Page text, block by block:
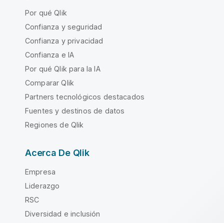
Por qué Qlik
Confianza y seguridad
Confianza y privacidad
Confianza e IA
Por qué Qlik para la IA
Comparar Qlik
Partners tecnológicos destacados
Fuentes y destinos de datos
Regiones de Qlik
Acerca De Qlik
Empresa
Liderazgo
RSC
Diversidad e inclusión